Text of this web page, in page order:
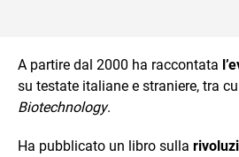
A partire dal 2000 ha raccontata
su testate italiane e straniere, tra
Biotechnology.
Ha pubblicato un libro sulla